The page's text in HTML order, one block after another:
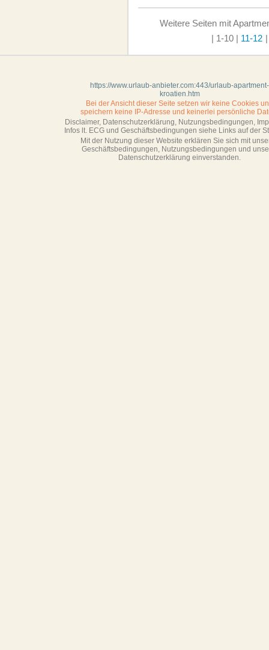
Weitere Seiten mit
| 1-10 | 11-12 |
https://www.urlaub-anbieter.com:443/urlaub-apartment-
kroatien.htm
Bei der Ansicht dieser Seite setzen wir keine Cookies
speichern keine IP-Adresse und keinerlei persönliche
Disclaimer, Datenschutzerklärung, Nutzungsbedingungen,
Infos lt. ECG und Geschäftsbedingungen siehe Links auf der
Mit der Nutzung dieser Website erklären Sie sich mit
Geschäftsbedin­gungen, Nutzungsbedingungen und
Datenschutzerklärung einverstanden.